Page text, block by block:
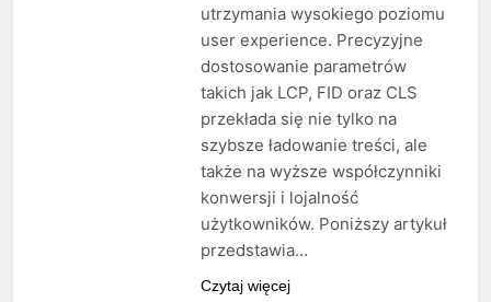
utrzymania wysokiego poziomu
user experience. Precyzyjne
dostosowanie parametrów
takich jak LCP, FID oraz CLS
przekłada się nie tylko na
szybsze ładowanie treści, ale
także na wyższe współczynniki
konwersji i lojalność
użytkowników. Poniższy artykuł
przedstawia…
Czytaj więcej